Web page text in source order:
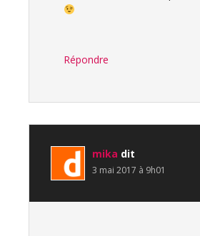
Répondre
mika dit
3 mai 2017 à 9h01